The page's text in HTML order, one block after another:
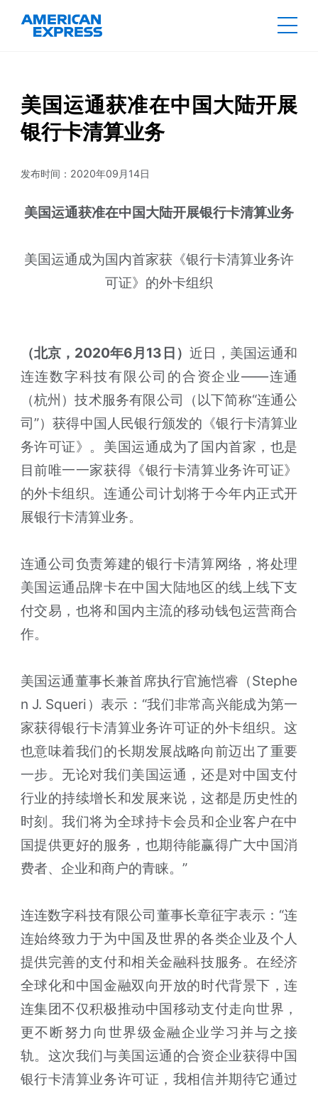
美国运通获准在中国大陆开展
银行卡清算业务
发布时间：2020年09月14日
美国运通获准在中国大陆开展银行卡清算业务
美国运通成为国内首家获《银行卡清算业务许
可证》的外卡组织
（北京，2020年6月13日） 近日，美国运通和
连连数字科技有限公司的合资企业——连通
（杭州）技术服务有限公司（以下简称“连通公
司”）获得中国人民银行颁发的《银行卡清算业
务许可证》。美国运通成为了国内首家，也是
目前唯一一家获得《银行卡清算业务许可证》
的外卡组织。连通公司计划将于今年内正式开
展银行卡清算业务。
连通公司负责筹建的银行卡清算网络，将处理
美国运通品牌卡在中国大陆地区的线上线下支
付交易，也将和国内主流的移动钱包运营商合
作。
美国运通董事长兼首席执行官施恺睿（Stephe
n J. Squeri）表示：“我们非常高兴能成为第一
家获得银行卡清算业务许可证的外卡组织。这
也意味着我们的长期发展战略向前迈出了重要
一步。无论对我们美国运通，还是对中国支付
行业的持续增长和发展来说，这都是历史性的
时刻。我们将为全球持卡会员和企业客户在中
国提供更好的服务，也期待能赢得广大中国消
费者、企业和商户的青睐。”
连连数字科技有限公司董事长章征宇表示：“连
连始终致力于为中国及世界的各类企业及个人
提供完善的支付和相关金融科技服务。在经济
全球化和中国金融双向开放的时代背景下，连
连集团不仅积极推动中国移动支付走向世界，
更不断努力向世界级金融企业学习并与之接
轨。这次我们与美国运通的合资企业获得中国
银行卡清算业务许可证，我相信并期待它通过